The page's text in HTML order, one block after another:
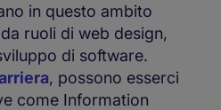
in questo ambito
ruoli di web design,
di software.
, possono esserci
come Information